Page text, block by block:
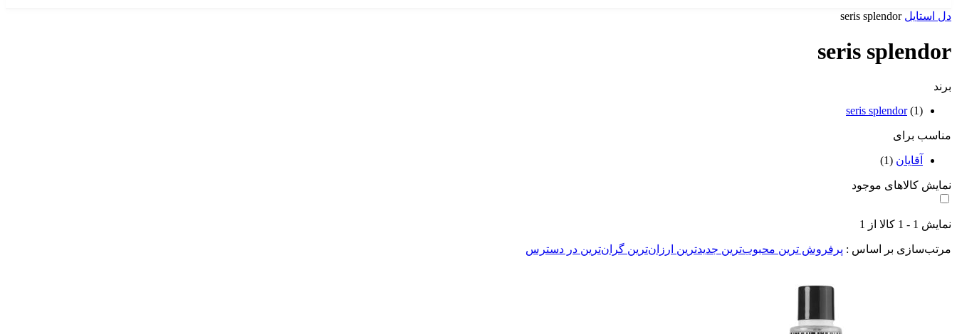
دل استایل seris splendor
seris splendor
برند
seris splendor (1)
مناسب برای
آقایان (1)
نمایش کالاهای موجود
نمایش 1
-
1 کالا از 1
مرتب‌سازی بر اساس : پرفروش ترین محبوب‌ترین جدیدترین ارزان‌ترین گران‌ترین در دسترس